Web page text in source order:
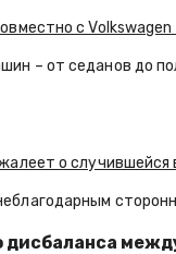
с
– от седанов до
о
дисбаланса